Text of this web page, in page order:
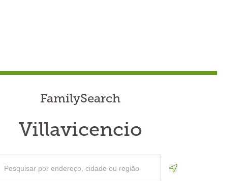
FamilySearch
Villavicencio